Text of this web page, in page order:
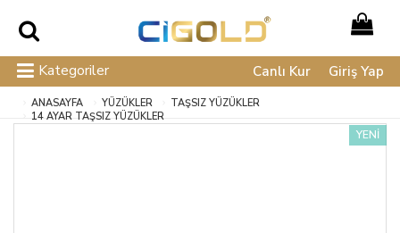
Kategoriler Canlı Kur Giriş Yap
ANASAYFA YÜZÜKLER
TAŞSIZ YÜZÜKLER
14 AYAR TAŞSIZ YÜZÜKLER
YENİ